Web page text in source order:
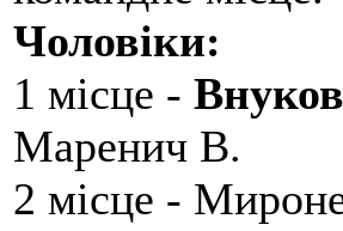
Чоловіки:
1 місце -
Маренич В.
2 місце -